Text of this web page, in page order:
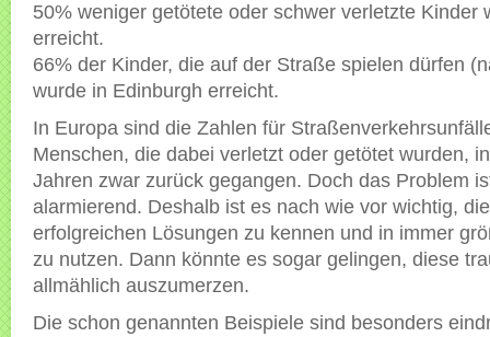
50% weniger getötete oder schwer verletzte Kinder
erreicht.
66% der Kinder, die auf der Straße spielen dürfen
wurde in Edinburgh erreicht.
In Europa sind die Zahlen für
Menschen, die dabei verletzt oder getötet wurden,
Jahren zwar zurück gegangen. Doch das Problem
alarmierend. Deshalb ist es nach wie vor wichtig,
erfolgreichen Lösungen zu kennen und in immer
zu nutzen. Dann könnte es sogar gelingen, diese
allmählich auszumerzen.
Die schon genannten Beispiele sind besonders